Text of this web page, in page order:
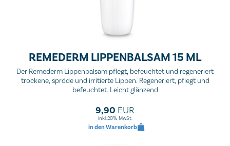
REMEDERM LIPPENBALSAM 15 ML
Der Remederm Lippenbalsam pflegt, befeuchtet und regeneriert
trockene, spröde und irritierte Lippen. Regeneriert, pflegt und
befeuchtet. Leicht glänzend
9,90 EUR
inkl. 20% MwSt.
in den Warenkorb